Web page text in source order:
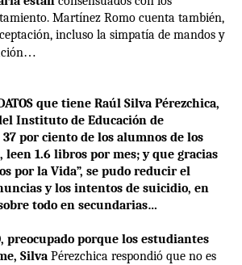
Martínez Romo cuenta también,
incluso la simpatía de mandos y
…
que tiene Raúl Silva Pérezchica,
Instituto de Educación de
por ciento de los alumnos de los
1.6 libros por mes; y que gracias
por la Vida”, se pudo reducir el
y los intentos de suicidio, en
todo en secundarias…
preocupado porque los estudiantes
Silva Pérezchica respondió que no es